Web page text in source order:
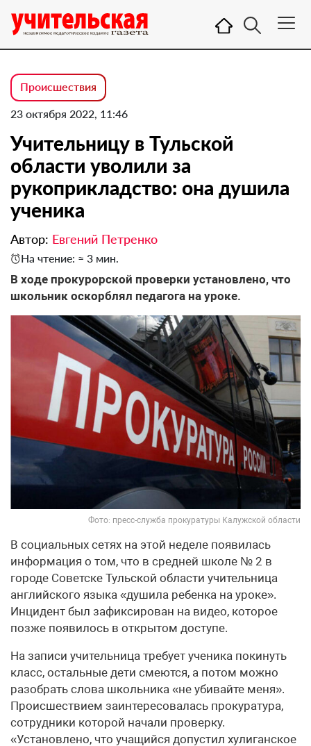
Происшествия
23 октября 2022, 11:46
Учительницу в Тульской
области уволили за
рукоприкладство: она душила
ученика
Автор: Евгений Петренко
На чтение: ≈ 3 мин.
В ходе прокурорской проверки установлено, что
школьник оскорблял педагога на уроке.
Фото: пресс-служба прокуратуры Калужской области
В социальных сетях на этой неделе появилась
информация о том, что в средней школе № 2 в
городе Советске Тульской области учительница
английского языка «душила ребенка на уроке».
Инцидент был зафиксирован на видео, которое
позже появилось в открытом доступе.
На записи учительница требует ученика покинуть
класс, остальные дети смеются, а потом можно
разобрать слова школьника «не убивайте меня».
Происшествием заинтересовалась прокуратура,
сотрудники которой начали проверку.
«Установлено, что учащийся допустил хулиганское